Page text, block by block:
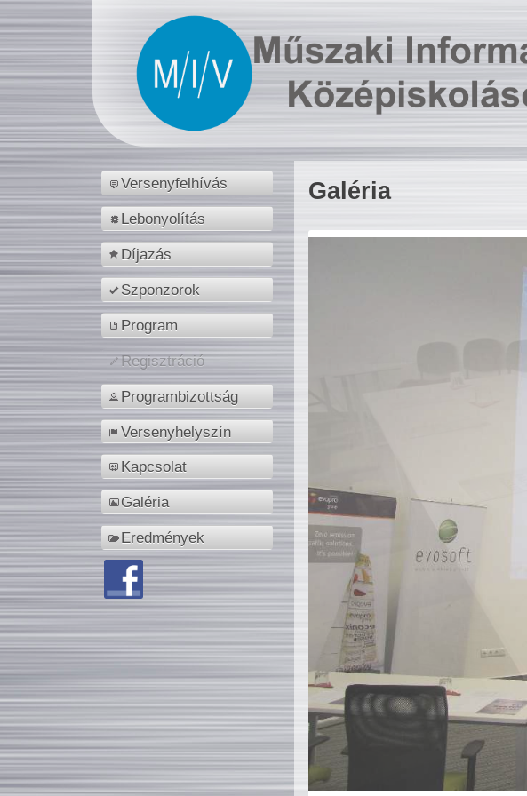
Versenyfelhívás
Lebonyolítás
Díjazás
Szponzorok
Program
Regisztráció
Programbizottság
Versenyhelyszín
Kapcsolat
Galéria
Eredmények
Galéria